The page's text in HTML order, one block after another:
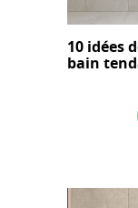
10 idées
bain